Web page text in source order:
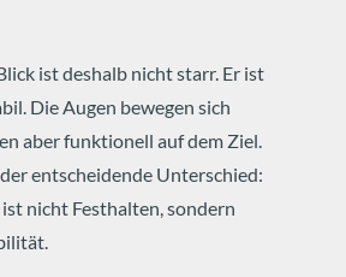
ist deshalb nicht starr. Er ist
Die Augen bewegen sich
aber funktionell auf dem Ziel.
entscheidende Unterschied:
nicht Festhalten, sondern